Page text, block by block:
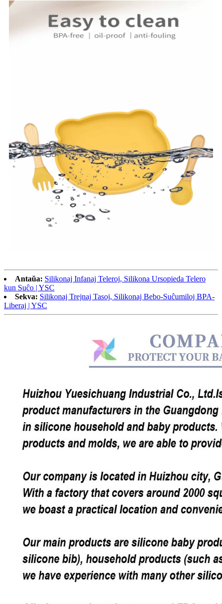
Antaŭa: Silikonaj Infanaj Teleroj, Silikona Ursopieda Telero
kun Suĉo | YSC
Sekva: Silikonaj Trejnaj Tasoj, Silikonaj Bebo-Suĉumiloj BPA-
Liberaj | YSC